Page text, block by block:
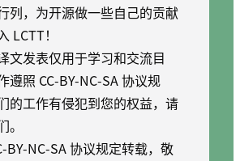
列，为开源做一些自己的贡献
LCTT！
文发表仅用于学习和交流目
遵照 CC-BY-NC-SA 协议规
的工作有侵犯到您的权益，请
BY-NC-SA 协议规定转载，敬